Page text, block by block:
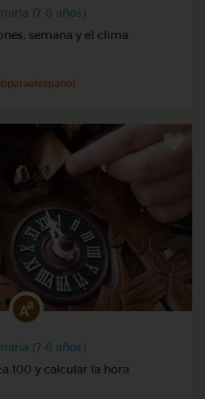
(7-8 años)
semana y el clima
(7-8 años)
100 y calcular la hora